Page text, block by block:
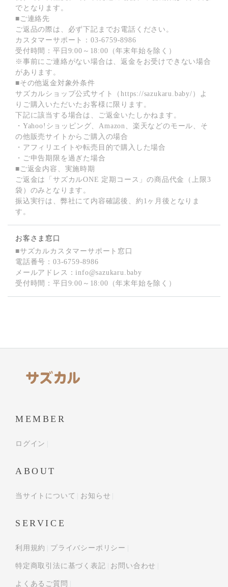
でとなります。
■ご連絡先
ご返品の際は、必ず下記までお電話ください。
カスタマーサポート：03-6759-8986
受付時間：平日9:00～18:00（年末年始を除く）
※事前にご連絡がない場合は、返金をお受けできない場合
があります。
■その他返金対象外条件
サズカルショップ公式サイト（https://sazukaru.baby/ ）よ
りご購入いただいたお客様に限ります。
下記に該当する場合は、ご返金いたしかねます。
・Yahoo!ショッピング、Amazon、楽天などのモール、そ
の他販売サイトからご購入の場合
・アフィリエイトや転売目的で購入した場合
・ご申告期限を過ぎた場合
■ご返金内容、実施時期
ご返金は「サズカルONE 定期コース」の商品代金（上限3
袋）のみとなります。
振込実行は、弊社にて内容確認後、約1ヶ月後となりま
す。
お客さま窓口
■サズカルカスタマーサポート窓口
電話番号： 03-6759-8986
メールアドレス：info@sazukaru.baby
受付時間：平日9:00～18:00（年末年始を除く）
MEMBER
ログイン
ABOUT
当サイトについて お知らせ
SERVICE
利用規約 プライバシーポリシー
特定商取引法に基づく表記 お問い合わせ
よくあるご質問